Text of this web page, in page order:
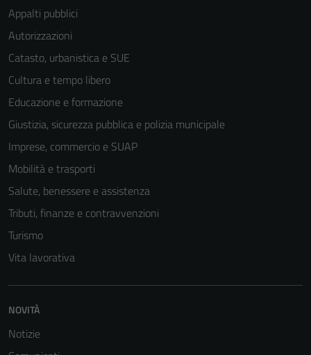
Appalti pubblici
Autorizzazioni
Catasto, urbanistica e SUE
Cultura e tempo libero
Educazione e formazione
Giustizia, sicurezza pubblica e polizia municipale
Imprese, commercio e SUAP
Mobilità e trasporti
Salute, benessere e assistenza
Tributi, finanze e contravvenzioni
Turismo
Vita lavorativa
NOVITÀ
Notizie
essere